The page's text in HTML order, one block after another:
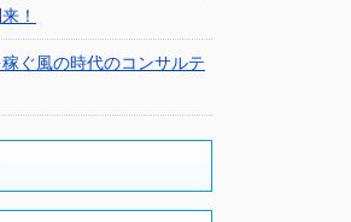
！
ぐ風の時代のコンサルテ